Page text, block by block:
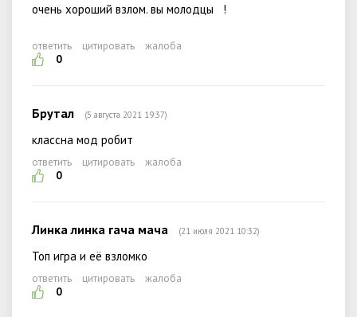
очень хороший взлом. вы молодцы !
ответить цитировать
жалоба
0
Брутал (5 августа 2021 19:37)
классна мод робит
ответить цитировать
жалоба
0
Линка линка гача мача (21 июля 2021 10:32)
Топ игра и её взломко
ответить цитировать
жалоба
0